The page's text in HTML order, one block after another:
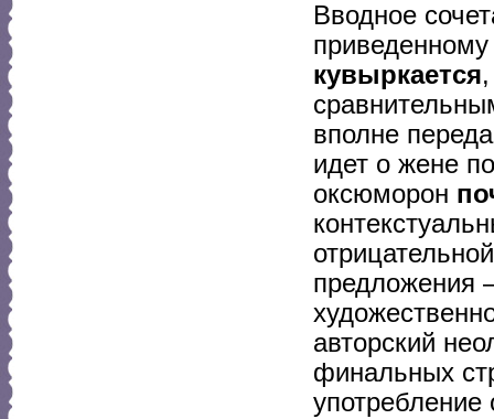
Вводное
кувыркается
вполне
идет о жене
оксюморон
предложения
авторский
финальных
употребление